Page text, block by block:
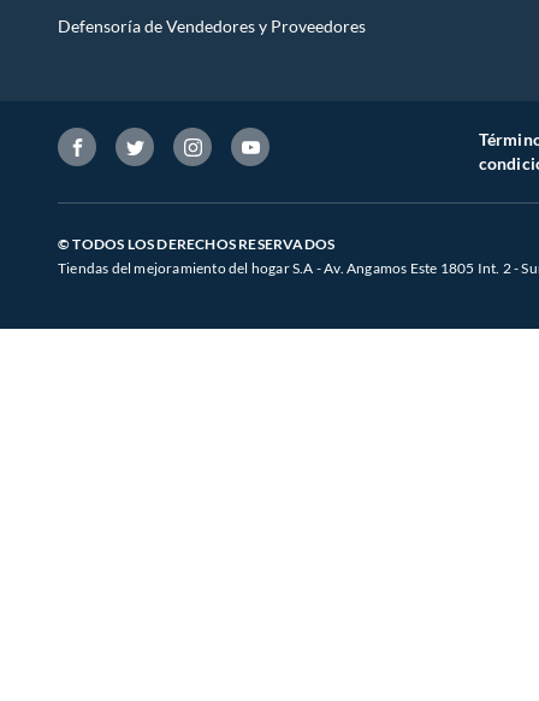
Defensoría de Vendedores y Proveedores
© TODOS LOS DERECHOS RESERVADOS
Tiendas del mejoramiento del hogar S.A - Av. Angamos Este 1805 Int. 2 -